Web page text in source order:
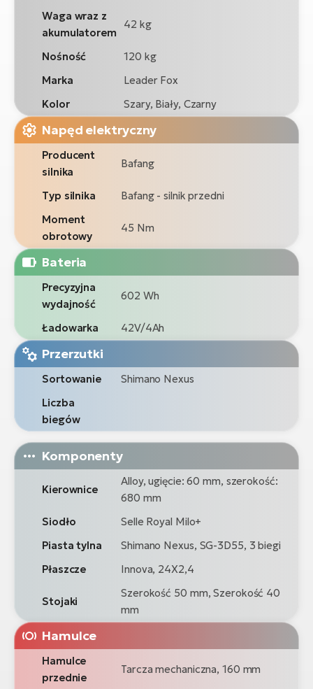
Waga wraz z
akumulatorem
42 kg
Nośność
120 kg
Marka
Leader Fox
Kolor
Szary, Biały, Czarny
Napęd elektryczny
Producent
silnika
Bafang
Typ silnika
Bafang - silnik przedni
Moment
obrotowy
45 Nm
Bateria
Precyzyjna
wydajność
602 Wh
Ładowarka 42V/4Ah
Przerzutki
Sortowanie
Shimano Nexus
Liczba
biegów
Komponenty
Kierownice
Alloy, ugięcie: 60 mm, szerokość:
680 mm
Siodło
Selle Royal Milo+
Piasta tylna
Shimano Nexus, SG-3D55, 3 biegi
Płaszcze
Innova, 24X2,4
Stojaki
Szerokość 50 mm, Szerokość 40
mm
Hamulce
Hamulce
przednie
Tarcza mechaniczna, 160 mm